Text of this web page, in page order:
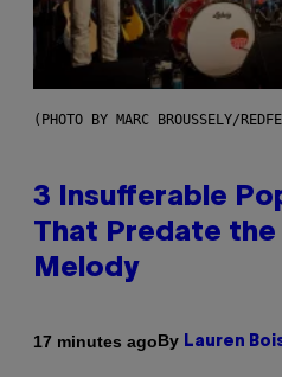
(PHOTO BY MARC BROUSSELY/
3 Insufferable
That Predate the
Melody
17 minutes agoBy Lauren